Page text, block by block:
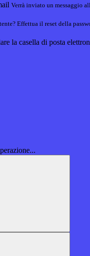
Verrà inviato un messaggio
Effettua il reset della
la casella di posta